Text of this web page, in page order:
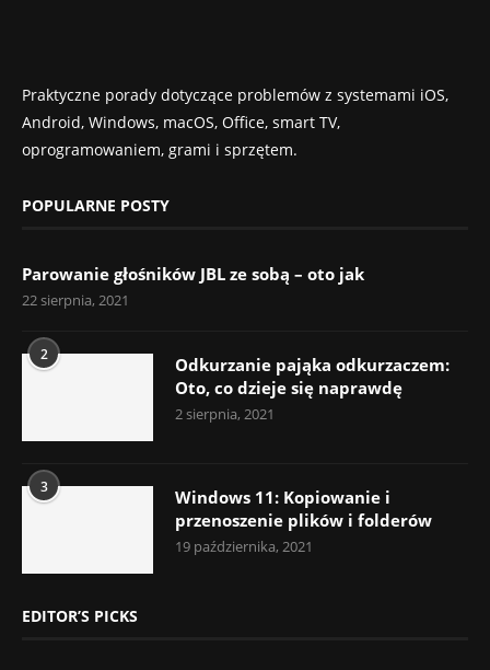
Praktyczne porady dotyczące problemów z systemami iOS,
Android, Windows, macOS, Office, smart TV,
oprogramowaniem, grami i sprzętem.
POPULARNE POSTY
Parowanie głośników JBL ze sobą – oto jak
22 sierpnia, 2021
2
Odkurzanie pająka odkurzaczem:
Oto, co dzieje się naprawdę
2 sierpnia, 2021
3
Windows 11: Kopiowanie i
przenoszenie plików i folderów
19 października, 2021
EDITOR’S PICKS